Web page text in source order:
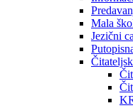
Mala
Jezični